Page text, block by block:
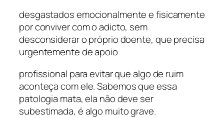
desgastados emocionalmente e fisicamente
por conviver com o adicto, sem
desconsiderar o próprio doente, que precisa
urgentemente de apoio
profissional para evitar que algo de ruim
aconteça com ele. Sabemos que essa
patologia mata, ela não deve ser
subestimada, é algo muito grave.